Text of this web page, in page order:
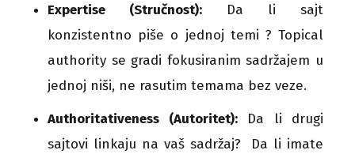
Expertise (Stručnost): Da li sajt
konzistentno piše o jednoj temi ? Topical
authority se gradi fokusiranim sadržajem u
jednoj niši, ne rasutim temama bez veze.
Authoritativeness (Autoritet):Da li drugi
sajtovi linkaju na vaš sadržaj? Da li imate